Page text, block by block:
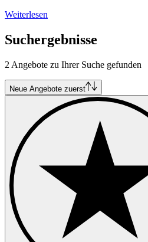
Weiterlesen
Suchergebnisse
2 Angebote zu Ihrer Suche gefunden
Neue Angebote zuerst